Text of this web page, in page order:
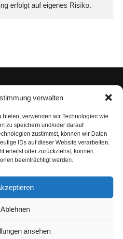
verwalten
bieten, verwenden wir Technologien wie
zu speichern und/oder darauf
zustimmst, können wir Daten
IDs auf dieser Website verarbeiten.
erteilst oder zurückziehst, können
beeinträchtigt werden.
Ablehnen
ansehen
erfolgt auf eigenes Risiko.